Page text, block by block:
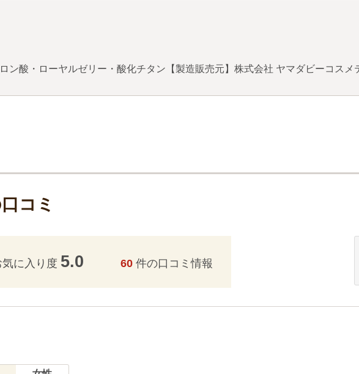
ン酸・ローヤルゼリー・酸化チタン【製造販売元】株式会社 ヤマダビーコスメ
コミ
に入り度 5.0 60 件の口コミ情報